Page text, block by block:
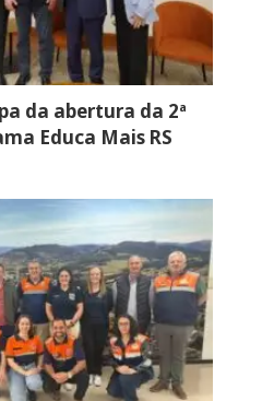
da abertura da 2ª
Educa Mais RS